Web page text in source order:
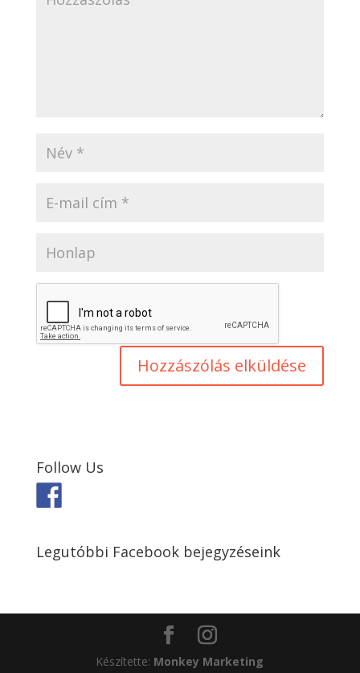
Follow Us
Legutóbbi Facebook bejegyzéseink
Készítette: Monkey Marketing